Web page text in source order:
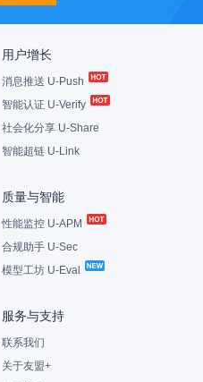
用户增长
消息推送 U-Push
智能认证 U-Verify
社会化分享 U-Share
智能超链 U-Link
质量与智能
性能监控 U-APM
合规助手 U-Sec
模型工坊 U-Eval
服务与支持
联系我们
关于友盟+